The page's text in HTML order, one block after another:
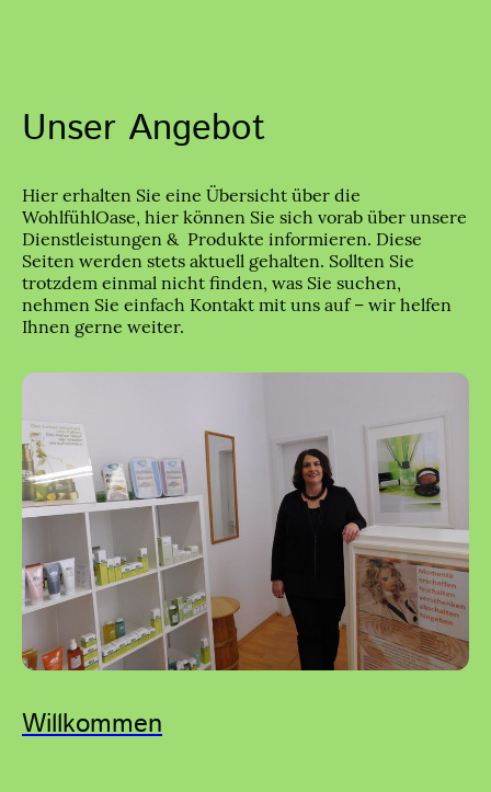
Unser Angebot
Hier erhalten Sie eine Übersicht über die
WohlfühlOase, hier können Sie sich vorab über unsere
Dienstleistungen & Produkte informieren. Diese
Seiten werden stets aktuell gehalten. Sollten Sie
trotzdem einmal nicht finden, was Sie suchen,
nehmen Sie einfach Kontakt mit uns auf – wir helfen
Ihnen gerne weiter.
Willkommen